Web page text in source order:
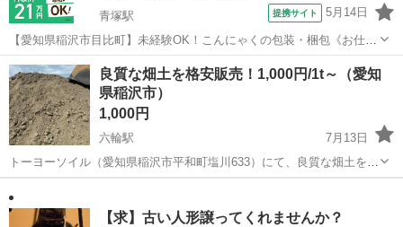
青塚駅
提携サイト 5月14日
【愛知県稲沢市目比町】未経験OK！こんにゃくの包装・梱包《お仕事
No.7A134-JS》 お仕事について 冷凍倉庫内でのこんにゃくの包装・梱
包業務を担当します。最大で20kgの製品の取り扱いがあります。 ※業
務の変更、就...
愛知 稲沢市 青塚駅 その他
良質な畑土を格安販売！1,000円/1t～（愛知
県稲沢市）
1,000円
六輪駅
7月13日
トーヨーソイル（愛知県稲沢市平和町塩川633）にて、良質な畑土を販
売しております。 こんな用途におすすめ！ ✅ 家庭菜園 ✅ 農地・畑づ
くり ✅ 花壇・ガーデニング ✅ 庭の整地 ✅ 土地のかさ上げ・造成 ...
【求】古い人形譲ってくれませんか？